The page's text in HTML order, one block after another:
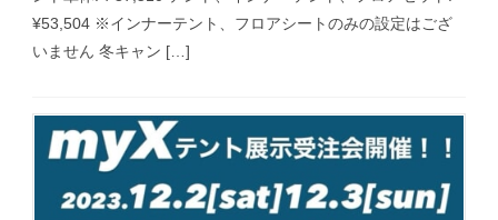
¥53,504 ※インナーテント、フロアシートのみの設定はござ
いません 冬キャン […]